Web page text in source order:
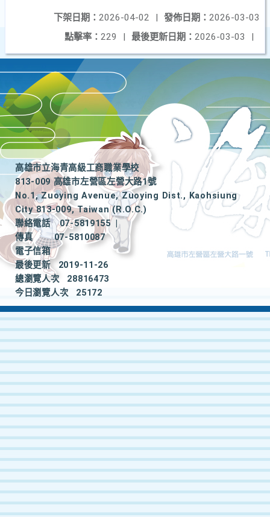
發佈日期： 2026-03-03
下架日期： 2026-04-02
|
最後更新日期： 2026-03-03 |
點擊率： 229 |
高雄市立海青高級工商職業學校
813-009 高雄市左營區左營大路1號
No.1, Zuoying Avenue, Zuoying Dist., Kaohsiung
City 813-009, Taiwan (R.O.C.)
聯絡電話
07-5819155
|
傳真
07-5810087
電子信箱
最後更新
2019-11-26
總瀏覽人次
28816473
今日瀏覽人次
25172